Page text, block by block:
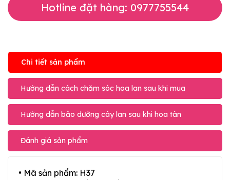
Hotline đặt hàng: 0977755544
Chi tiết sản phẩm
Hướng dẫn cách chăm sóc hoa lan sau khi mua
Hướng dẫn bảo dưỡng cây lan sau khi hoa tàn
Đánh giá sản phẩm
• Mã sản phẩm: H37